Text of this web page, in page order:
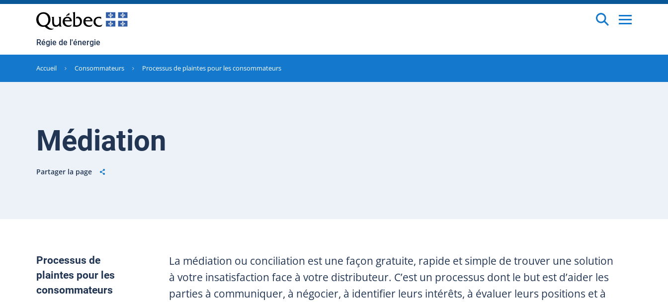
Régie de l'énergie
Accueil Consommateurs Processus de plaintes pour les consommateurs
Médiation
Partager la page
Processus de
plaintes pour les
consommateurs
La médiation ou conciliation est une façon gratuite, rapide et simple de trouver une solution
à votre insatisfaction face à votre distributeur. C’est un processus dont le but est d’aider les
parties à communiquer, à négocier, à identifier leurs intérêts, à évaluer leurs positions et à